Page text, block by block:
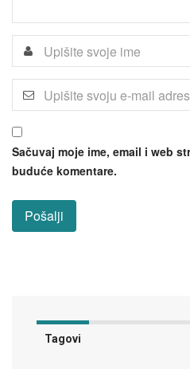
Sačuvaj moje ime, email i web
buduće komentare.
Tagovi